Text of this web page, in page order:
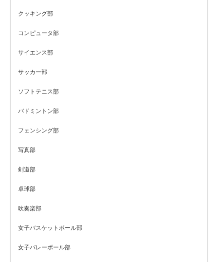
クッキング部
コンピュータ部
サイエンス部
サッカー部
ソフトテニス部
バドミントン部
フェンシング部
写真部
剣道部
卓球部
吹奏楽部
女子バスケットボール部
女子バレーボール部